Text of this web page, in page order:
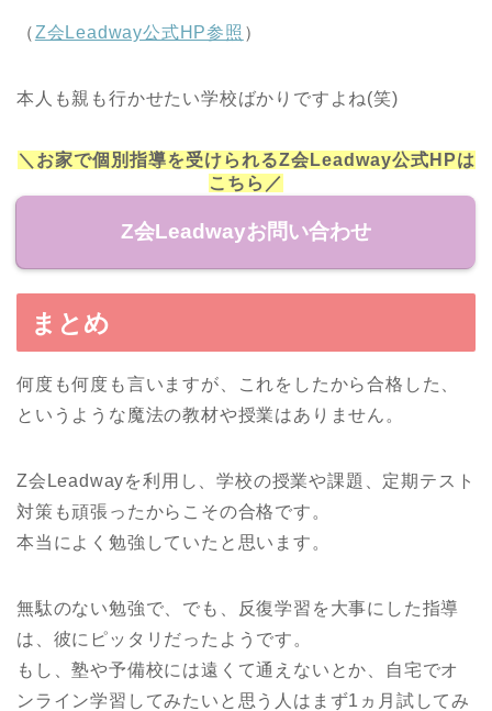
（Z会Leadway公式HP参照 ）
本人も親も行かせたい学校ばかりですよね(笑)
＼お家で個別指導を受けられるZ会Leadway公式HPは
こちら／
Z会Leadwayお問い合わせ
まとめ
何度も何度も言いますが、これをしたから合格した、
というような魔法の教材や授業はありません。
Z会Leadwayを利用し、学校の授業や課題、定期テスト
対策も頑張ったからこその合格です。
本当によく勉強していたと思います。
無駄のない勉強で、でも、反復学習を大事にした指導
は、彼にピッタリだったようです。
もし、塾や予備校には遠くて通えないとか、自宅でオ
ンライン学習してみたいと思う人はまず1ヵ月試してみ